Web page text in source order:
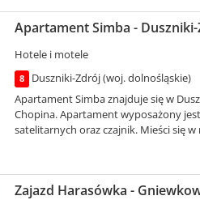
Apartament Simba -
Hotele i motele
8
Duszniki-Zdrój (woj. dolnośląskie)
Apartament Simba znajduje się w
Chopina. Apartament wyposażony
satelitarnych oraz czajnik. Mieści się w
Zajazd Harasówka -